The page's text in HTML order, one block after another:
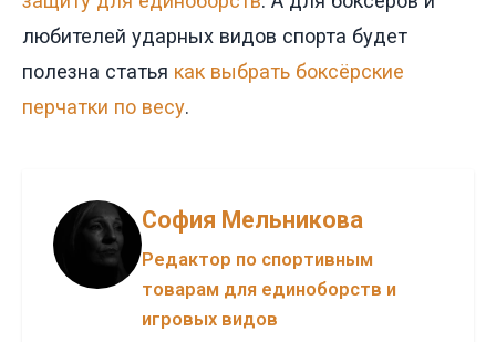
любителей ударных видов спорта будет
полезна статья как выбрать боксёрские
перчатки по весу.
София Мельникова
Редактор по спортивным
товарам для единоборств и
игровых видов